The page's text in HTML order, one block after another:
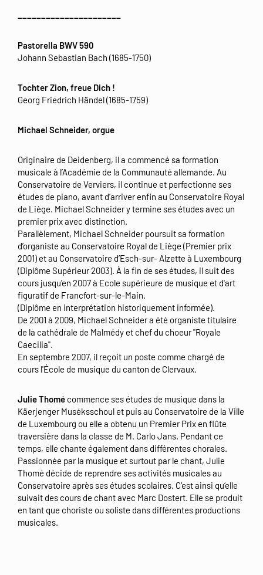
______________________
Pastorella BWV 590
Johann Sebastian Bach (1685-1750)
Tochter Zion, freue Dich !
Georg Friedrich Händel (1685-1759)
Michael Schneider, orgue
Originaire de Deidenberg, il a commencé sa formation
musicale à l’Académie de la Communauté allemande. Au
Conservatoire de Verviers, il continue et perfectionne ses
études de piano, avant d’arriver enfin au Conservatoire Royal
de Liège. Michael Schneider y termine ses études avec un
premier prix avec distinction.
Parallèlement, Michael Schneider poursuit sa formation
d’organiste au Conservatoire Royal de Liège (Premier prix
2001) et au Conservatoire d’Esch-sur- Alzette à Luxembourg
(Diplôme Supérieur 2003). À la fin de ses études, il suit des
cours jusqu'en 2007 à Ecole supérieure de musique et d'art
figuratif de Francfort-sur-le-Main.
(Diplôme en interprétation historiquement informée).
De 2001 à 2009, Michael Schneider a été organiste titulaire
de la cathédrale de Malmédy et chef du choeur "Royale
Caecilia".
En septembre 2007, il reçoit un poste comme chargé de
cours l'École de musique du canton de Clervaux.
Julie Thomé commence ses études de musique dans la
Käerjenger Muséksschoul et puis au Conservatoire de la Ville
de Luxembourg ou elle a obtenu un Premier Prix en flûte
traversière dans la classe de M. Carlo Jans. Pendant ce
temps, elle chante également dans différentes chorales.
Passionnée par la musique et surtout par le chant, Julie
Thomé décide de reprendre ses activités musicales au
Conservatoire après ses études scolaires. C‘est ainsi qu‘elle
suivait des cours de chant avec Marc Dostert. Elle se produit
en tant que choriste ou soliste dans différentes productions
musicales.